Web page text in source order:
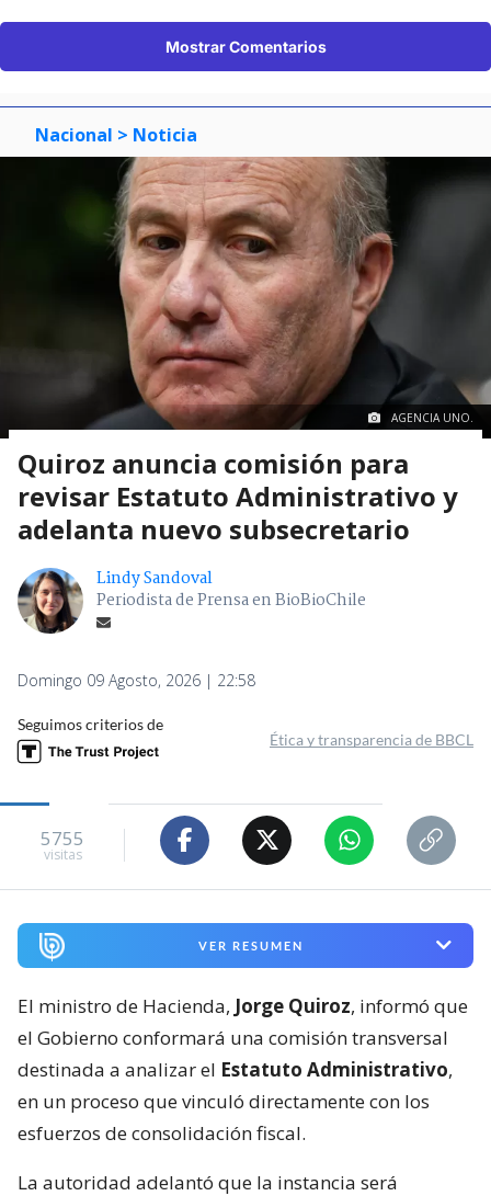
Mostrar Comentarios
Nacional > Noticia
AGENCIA UNO.
Quiroz anuncia comisión para
revisar Estatuto Administrativo y
adelanta nuevo subsecretario
Lindy Sandoval
Periodista de Prensa en BioBioChile
Domingo 09 Agosto, 2026 | 22:58
Seguimos criterios de
Ética y transparencia de BBCL
5755
visitas
VER RESUMEN
El ministro de Hacienda, Jorge Quiroz, informó que
el Gobierno conformará una comisión transversal
destinada a analizar el Estatuto Administrativo,
en un proceso que vinculó directamente con los
esfuerzos de consolidación fiscal.
La autoridad adelantó que la instancia será